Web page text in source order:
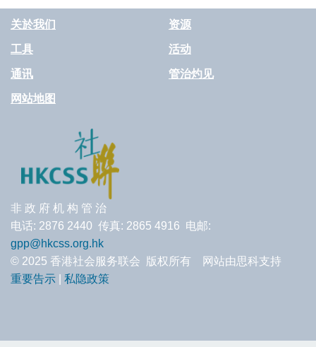
关於我们 资源
工具 活动
通讯 管治灼见
网站地图
非 政 府 机 构 管 治
电话: 2876 2440 传真: 2865 4916 电邮:
gpp@hkcss.org.hk
© 2025 香港社会服务联会 版权所有 网站由思科支持
重要告示
私隐政策